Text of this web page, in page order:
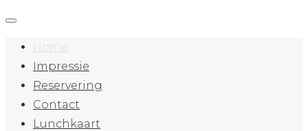
Home
Impressie
Reservering
Contact
Lunchkaart